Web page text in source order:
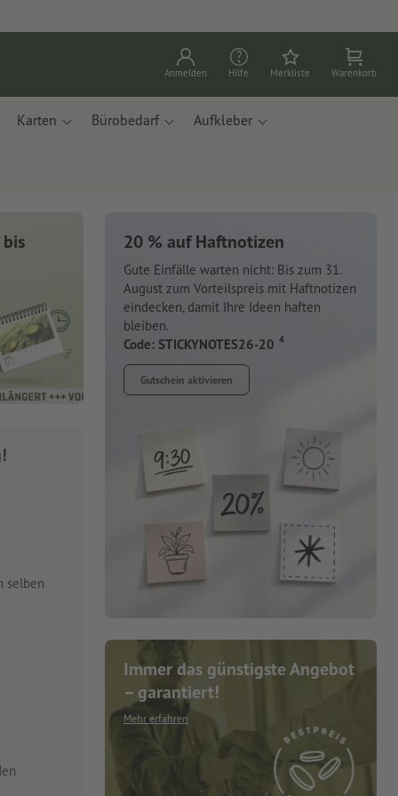
Anmelden Hilfe Merkliste Warenkorb
Karten Bürobedarf Aufkleber
selben
20 % auf Haftnotizen
Gute Einfälle warten nicht: Bis zum 31.
August zum Vorteilspreis mit Haftnotizen
eindecken, damit Ihre Ideen haften
bleiben.
Code: STICKYNOTES26-20 4
Gutschein aktivieren
Immer das günstigste Angebot
– garantiert!
Mehr erfahren